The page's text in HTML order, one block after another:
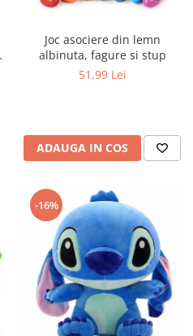
Joc asociere din lemn
albinuta, fagure si stup
51,99 Lei
ADAUGA IN COS
-16%